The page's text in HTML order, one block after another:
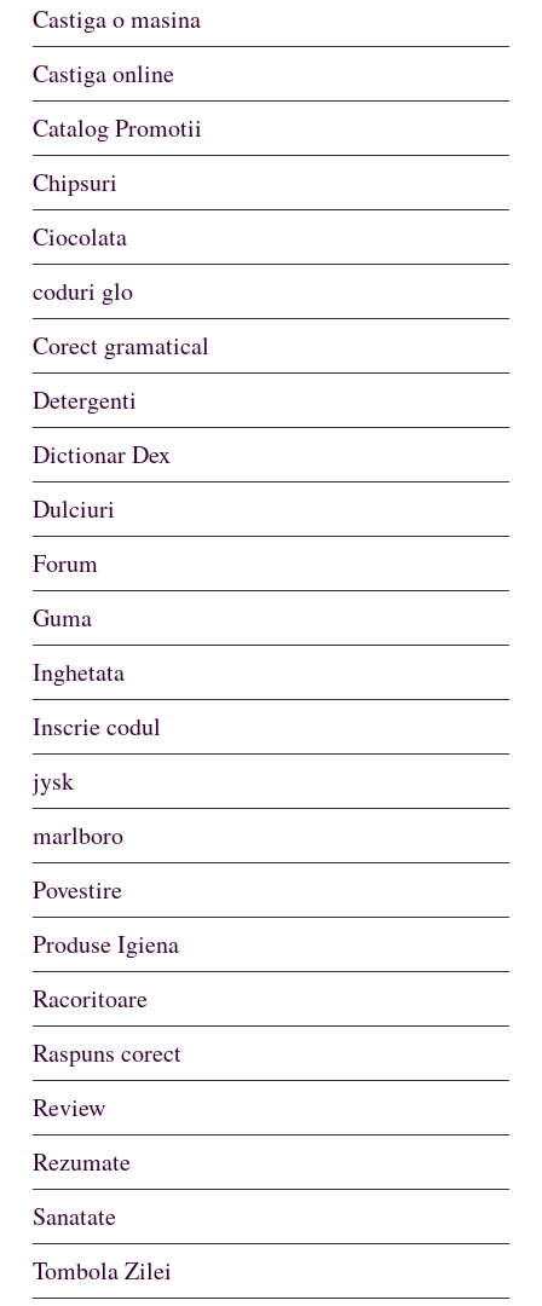
Castiga o masina
Castiga online
Catalog Promotii
Chipsuri
Ciocolata
coduri glo
Corect gramatical
Detergenti
Dictionar Dex
Dulciuri
Forum
Guma
Inghetata
Inscrie codul
jysk
marlboro
Povestire
Produse Igiena
Racoritoare
Raspuns corect
Review
Rezumate
Sanatate
Tombola Zilei